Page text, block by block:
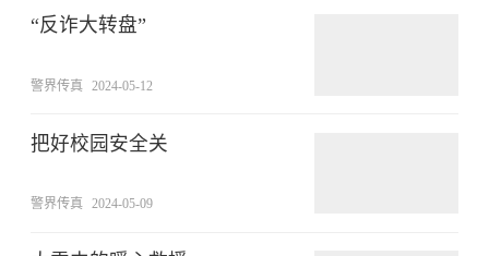
“反诈大转盘”
警界传真 2024-05-12
把好校园安全关
警界传真 2024-05-09